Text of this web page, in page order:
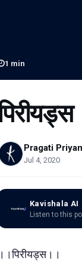
1 min
Pragati
Jul 4, 2020
Kavishala AI
Listen to this
।।पिरीयड्स।।